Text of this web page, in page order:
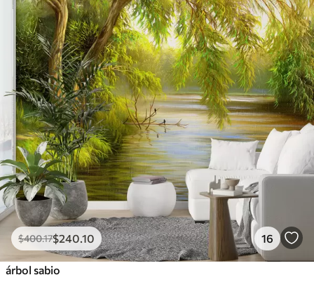
1533.33$920.00/m²
$400.17$240 .10 16
árbol sabio